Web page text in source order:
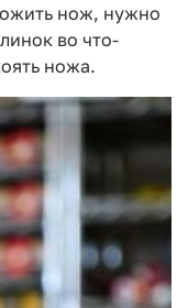
нож, нужно
во что-
ножа.